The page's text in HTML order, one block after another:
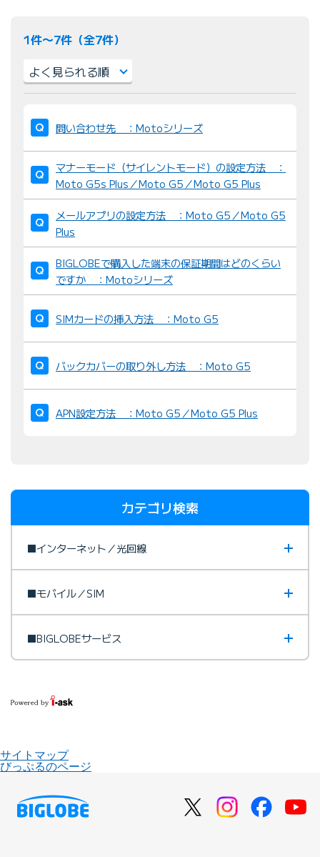
1件〜7件（全7件）
び
替
え
：
問い合わせ先 ：Motoシリーズ
マナーモード（サイレントモード）の設定方法 ：
Moto G5s Plus／Moto G5／Moto G5 Plus
メールアプリの設定方法 ：Moto G5／Moto G5
Plus
BIGLOBEで購入した端末の保証期間はどのくらい
ですか ：Motoシリーズ
SIMカードの挿入方法 ：Moto G5
バックカバーの取り外し方法 ：Moto G5
APN設定方法 ：Moto G5／Moto G5 Plus
カテゴリ検索
■インターネット／光回線
■モバイル／SIM
■BIGLOBEサービス
サイトマップ
びっぷるのページ